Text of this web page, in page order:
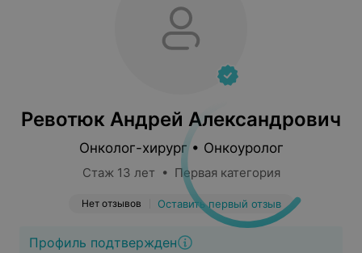
Ревотюк Андрей Александрович
Онколог-хирург • Онкоуролог
Стаж 13 лет • Первая категория
Нет отзывов Оставить первый отзыв
Профиль подтвержден